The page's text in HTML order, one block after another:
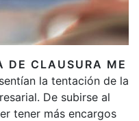
DE CLAUSURA ME
la tentación de la
De subirse al
tener más encargos